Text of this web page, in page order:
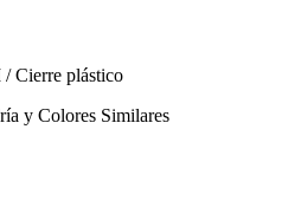
Cierre plástico
y Colores Similares